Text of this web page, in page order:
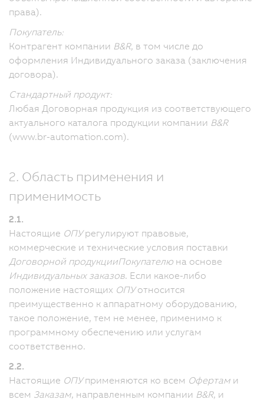
права).
Покупатель:
Контрагент компании B&R, в том числе до
оформления Индивидуального заказа (заключения
договора).
Стандартный продукт:
Любая Договорная продукция из соответствующего
актуального каталога продукции компании B&R
(www.br-automation.com).
2. Область применения и
применимость
2.1.
Настоящие ОПУрегулируют правовые,
коммерческие и технические условия поставки
Договорной продукцииПокупателю на основе
Индивидуальных заказов. Если какое-либо
положение настоящих ОПУотносится
преимущественно к аппаратному оборудованию,
такое положение, тем не менее, применимо к
программному обеспечению или услугам
соответственно.
2.2.
Настоящие ОПУприменяются ко всем Офертам и
всем Заказам, направленным компании B&R, и